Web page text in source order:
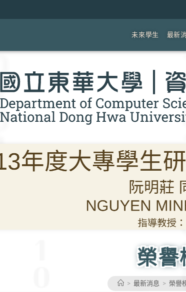
未來學生 最新
榮譽
> 最新消息 > 榮譽